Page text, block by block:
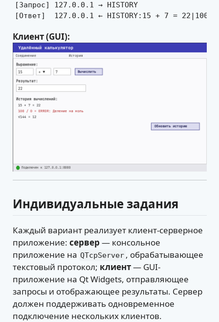
[Запрос] 127.0.0.1 → HISTORY
[Ответ]  127.0.0.1 ← HISTORY:15 + 7 = 22|100 /
Клиент (GUI):
Индивидуальные задания
Каждый вариант реализует клиент-серверное
приложение: сервер — консольное
приложение на QTcpServer , обрабатывающее
текстовый протокол; клиент— GUI-
приложение на Qt Widgets, отправляющее
запросы и отображающее результаты. Сервер
должен поддерживать одновременное
подключение нескольких клиентов.